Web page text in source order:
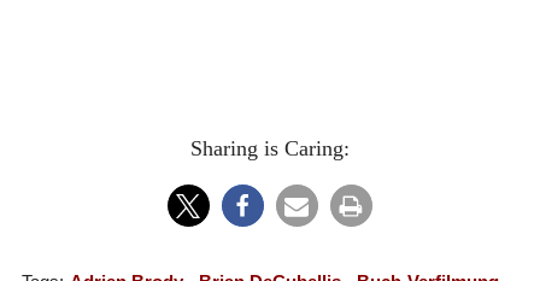
Sharing is Caring: